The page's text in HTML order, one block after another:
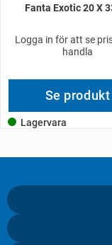
Fanta Exotic 20 X
Logga in för att se
handla
Se produkt
Lagervara